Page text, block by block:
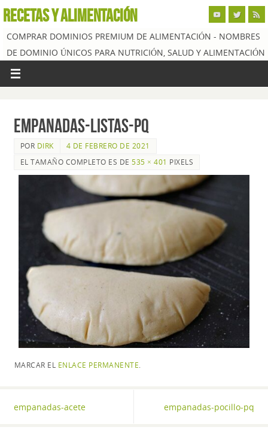
RECETAS Y ALIMENTACIÓN
COMPRAR DOMINIOS PREMIUM DE ALIMENTACIÓN - NOMBRES
DE DOMINIO ÚNICOS PARA NUTRICIÓN, SALUD Y ALIMENTACIÓN
empanadas-listas-pq
POR DIRK
4 DE FEBRERO DE 2021
EL TAMAÑO COMPLETO ES DE535 × 401 PIXELS
MARCAR EL ENLACE PERMANENTE.
empanadas-acete empanadas-pocillo-pq